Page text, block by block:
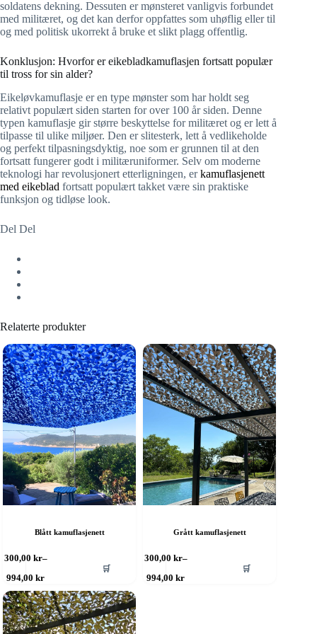
soldatens dekning. Dessuten er mønsteret vanligvis forbundet
med militæret, og det kan derfor oppfattes som uhøflig eller til
og med politisk ukorrekt å bruke et slikt plagg offentlig.
Konklusjon: Hvorfor er eikebladkamuflasjen fortsatt populær
til tross for sin alder?
Eikeløvkamuflasje er en type mønster som har holdt seg
relativt populært siden starten for over 100 år siden. Denne
typen kamuflasje gir større beskyttelse for militæret og er lett å
tilpasse til ulike miljøer. Den er slitesterk, lett å vedlikeholde
og perfekt tilpasningsdyktig, noe som er grunnen til at den
fortsatt fungerer godt i militæruniformer. Selv om moderne
teknologi har revolusjonert etterligningen, erkamuflasjenett
med eikeblad fortsatt populært takket være sin praktiske
funksjon og tidløse look.
Del Del
Relaterte produkter
Blått kamuflasjenett
300,00 kr–
994,00kr
Prisområde:
300,00 kr
til
994,00 kr
🛒
Grått kamuflasjenett
300,00 kr–
994,00kr
Prisområde:
300,00 kr
🛒
Dette
flere
varianter.
Alternativene